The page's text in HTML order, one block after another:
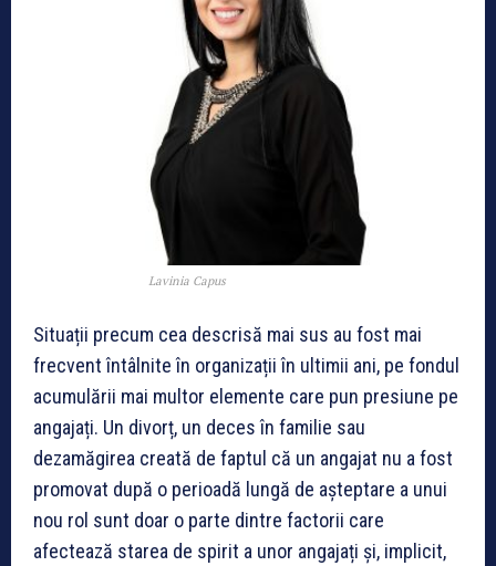
Lavinia Capus
Situații precum cea descrisă mai sus au fost mai
frecvent întâlnite în organizații în ultimii ani, pe fondul
acumulării mai multor elemente care pun presiune pe
angajați. Un divorț, un deces în familie sau
dezamăgirea creată de faptul că un angajat nu a fost
promovat după o perioadă lungă de așteptare a unui
nou rol sunt doar o parte dintre factorii care
afectează starea de spirit a unor angajați și, implicit,